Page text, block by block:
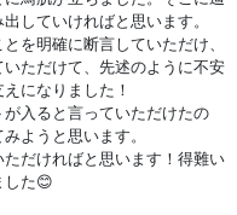
していければと思います。
を明確に断言していただけ、
ただけて、先述のように不安
になりました！
入ると言っていただけたの
ようと思います。
だければと思います！得難い
した😊